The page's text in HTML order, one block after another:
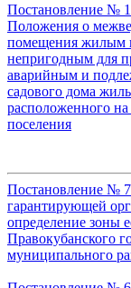
Постановление №
Положения о
помещения жилым
непригодным для
аварийным и
садового дома
расположенного
поселения
Постановление №
гарантирующей
определение зоны
Правокубанского
муниципального